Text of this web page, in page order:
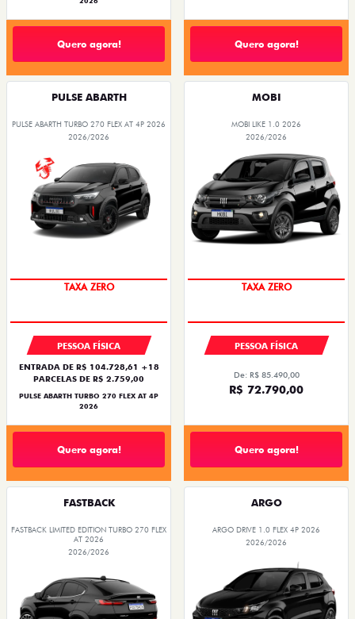
Quero agora! Quero agora!
PULSE ABARTH
PULSE ABARTH TURBO 270 FLEX AT 4P 2026
2026/2026
TAXA ZERO
PESSOA FÍSICA
ENTRADA DE R$ 104.728,61 +18
PARCELAS DE R$ 2.759,00
PULSE ABARTH TURBO 270 FLEX AT 4P
2026
Quero agora!
MOBI
MOBI LIKE 1.0 2026
2026/2026
TAXA ZERO
PESSOA FÍSICA
De: R$ 85.490,00
R$ 72.790,00
Quero agora!
FASTBACK
FASTBACK LIMITED EDITION TURBO 270 FLEX
AT 2026
2026/2026
ARGO
ARGO DRIVE 1.0 FLEX 4P 2026
2026/2026